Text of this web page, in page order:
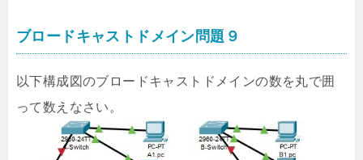
ブロードキャストドメイン問題９
以下構成図のブロードキャストドメインの数を丸で囲
って数えなさい。